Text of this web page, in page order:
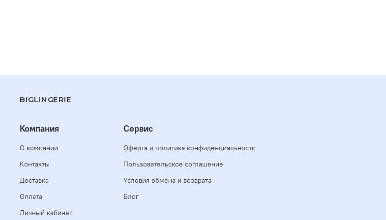
BIGLINGERIE
Компания
О компании
Контакты
Доставка
Оплата
Личный кабинет
Сервис
Оферта и политика конфиденциальности
Пользовательское соглашение
Условия обмена и возврата
Блог